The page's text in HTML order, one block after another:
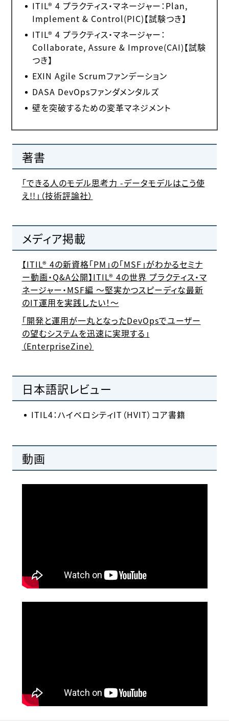
ITIL® 4 プラクティス・マネージャー：Plan,
Implement & Control(PIC)【試験つき】
ITIL® 4 プラクティス・マネージャー：
Collaborate, Assure & Improve(CAI)【試験
つき】
EXIN Agile Scrumファンデーション
DASA DevOpsファンダメンタルズ
壁を突破するための変革マネジメント
著書
「できる人のモデル思考力 -データモデルはこう使
え!!」（技術評論社）
メディア掲載
【ITIL® 4の新資格「PM」の「MSF」がわかるセミナ
ー動画・Q&A公開】ITIL® 4の世界 プラクティス・マ
ネージャー・MSF編 ～堅実かつスピーディな最新
のIT運用を実践したい！～
「開発と運用が一丸となったDevOpsでユーザー
の望むシステムを迅速に実現する」
（EnterpriseZine）
日本語訳レビュー
ITIL4：ハイベロシティIT（HVIT）コア書籍
動画